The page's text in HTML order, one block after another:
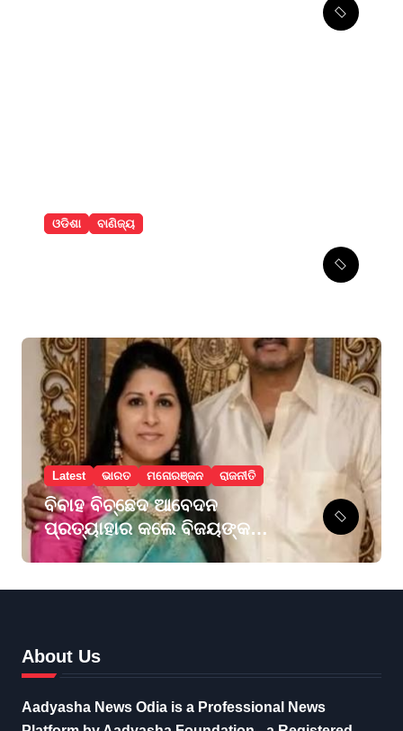
ଓଡିଶା ବାଣିଜ୍ୟ
Latest ଭାରତ ମନୋରଞ୍ଜନ ରାଜନୀତି
ବିବାହ ବିଚ୍ଛେଦ ଆବେଦନ
ପ୍ରତ୍ୟାହାର କଲେ ବିଜୟଙ୍କ
ପତ୍ନୀ ସଙ୍ଗୀତା
About Us
Aadyasha News Odia is a Professional News